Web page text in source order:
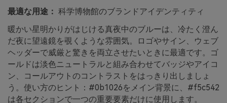
最適な用途： 科学博物館のブランドアイデンティティ
暖かい星明かりがはじける真夜中のブルーは、冷たく澄ん
だ夜に望遠鏡を覗くような雰囲気。ロゴやサイン、ウェブ
ヘッダーで威厳と驚きを両立させたいときに最適です。ゴ
ールドは淡色ニュートラルと組み合わせてバッジやアイコ
ン、コールアウトのコントラストをはっきり出しましょ
う。使い方のヒント：#0b1026をメイン背景に、#f5c542
は各セクションで一つの重要要素だけに使用します。